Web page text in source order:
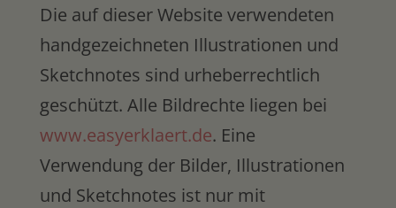
Die auf dieser Website verwendeten
handgezeichneten Illustrationen und
Sketchnotes sind urheberrechtlich
geschützt. Alle Bildrechte liegen bei
www.easyerklaert.de. Eine
Verwendung der Bilder, Illustrationen
und Sketchnotes ist nur mit